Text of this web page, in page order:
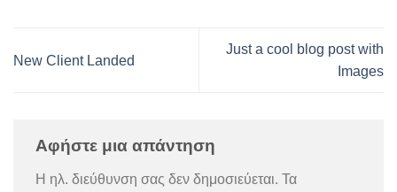
New Client Landed
Just a cool blog post with
Images
Αφήστε μια απάντηση
Η ηλ. διεύθυνση σας δεν δημοσιεύεται. Τα